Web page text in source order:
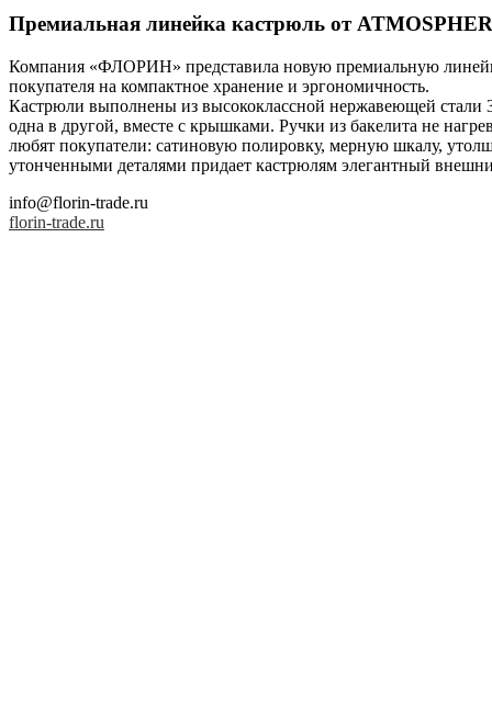
Премиальная линейка кастрюль от
Компания «ФЛОРИН» представила новую премиальную
покупателя на компактное хранение и эргономичность.
Кастрюли выполнены из высококлассной нержавеющей
одна в другой, вместе с крышками. Ручки из бакелита не
любят покупатели: сатиновую полировку, мерную шкалу,
утонченными деталями придает кастрюлям элегантный
info@florin-trade.ru
florin-trade.ru